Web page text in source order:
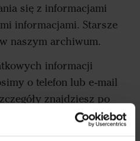
się z informacjami
informacjami. Starsze
naszym archiwum.
informacji
o telefon lub e-mail
znajdziesz po